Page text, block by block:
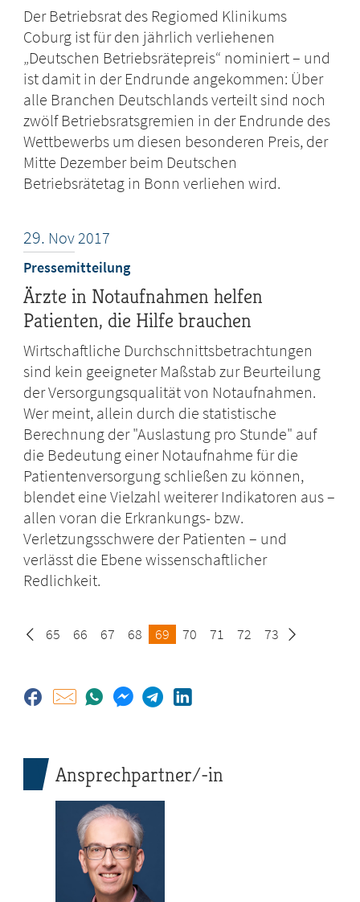
Der Betriebsrat des Regiomed Klinikums
Coburg ist für den jährlich verliehenen
„Deutschen Betriebsrätepreis“ nominiert – und
ist damit in der Endrunde angekommen: Über
alle Branchen Deutschlands verteilt sind noch
zwölf Betriebsratsgremien in der Endrunde des
Wettbewerbs um diesen besonderen Preis, der
Mitte Dezember beim Deutschen
Betriebsrätetag in Bonn verliehen wird.
29. Nov2017
Pressemitteilung
Ärzte in Notaufnahmen helfen
Patienten, die Hilfe brauchen
Wirtschaftliche Durchschnittsbetrachtungen
sind kein geeigneter Maßstab zur Beurteilung
der Versorgungsqualität von Notaufnahmen.
Wer meint, allein durch die statistische
Berechnung der "Auslastung pro Stunde" auf
die Bedeutung einer Notaufnahme für die
Patientenversorgung schließen zu können,
blendet eine Vielzahl weiterer Indikatoren aus –
allen voran die Erkrankungs- bzw.
Verletzungsschwere der Patienten – und
verlässt die Ebene wissenschaftlicher
Redlichkeit.
Seite
65 Seite
66 Seite
67 Seite
68 Seite
69 Seite
70 Seite
71 Seite
72 Seite
73
Ansprechpartner/-in